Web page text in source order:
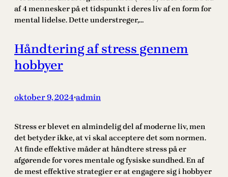
af 4 mennesker på et tidspunkt i deres liv af en form for
mental lidelse. Dette understreger,…
Håndtering af stress gennem
hobbyer
oktober 9, 2024•admin
Stress er blevet en almindelig del af moderne liv, men
det betyder ikke, at vi skal acceptere det som normen.
At finde effektive måder at håndtere stress på er
afgørende for vores mentale og fysiske sundhed. En af
de mest effektive strategier er at engagere sig i hobbyer